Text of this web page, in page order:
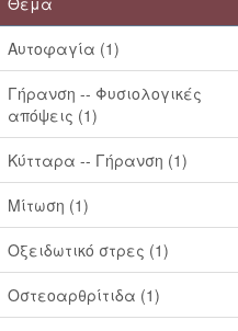
Αυτοφαγία (1)
Γήρανση -- Φυσιολογικές
απόψεις (1)
Κύτταρα -- Γήρανση (1)
Μίτωση (1)
Οξειδωτικό στρες (1)
Οστεοαρθρίτιδα (1)